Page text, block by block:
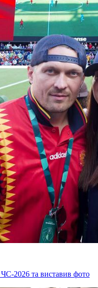
2026 та виставив фото